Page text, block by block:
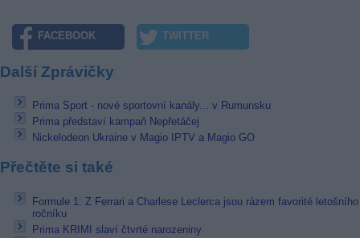
FACEBOOK TWITTER
Další Zprávičky
Prima Sport - nové sportovní kanály... v Rumunsku
Prima představí kampaň Nepřetáčej
Nickelodeon Ukraine v Magio IPTV a Magio GO
Přečtěte si také
Formule 1: Z Ferrari a Charlese Leclerca jsou rázem favorité letošního
ročníku
Prima KRIMI slaví čtvrté narozeniny